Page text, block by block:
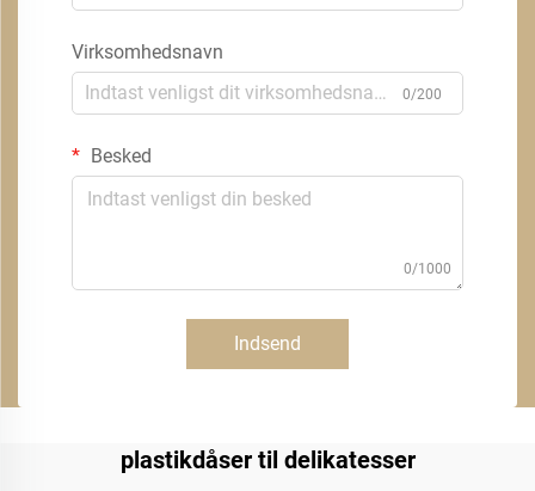
Virksomhedsnavn
0/200
Besked
0/1000
Indsend
plastikdåser til delikatesser